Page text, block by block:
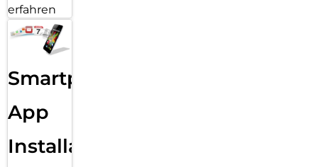
erfahren
Smartphone
App
Installation